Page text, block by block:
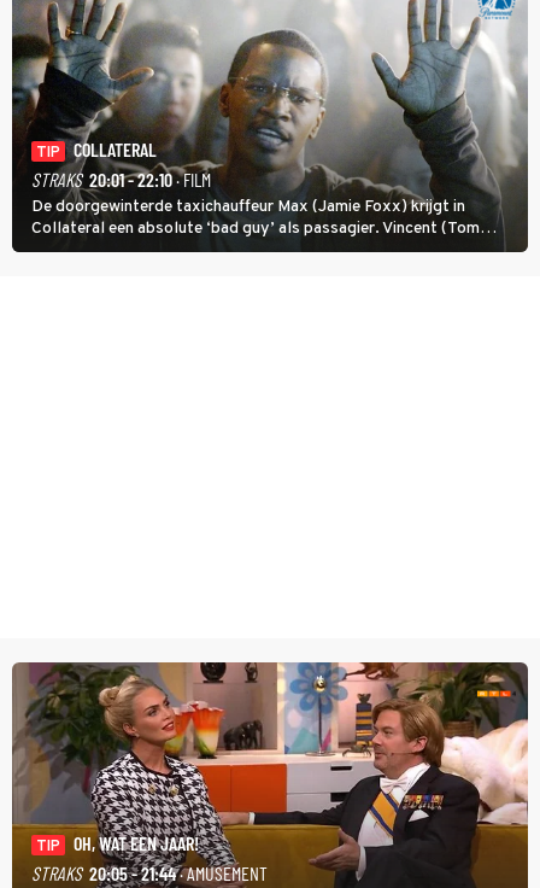
TIP
COLLATERAL
STRAKS 20:01 - 22:10· FILM
De doorgewinterde taxichauffeur Max (Jamie Foxx) krijgt in
Collateral een absolute ‘bad guy’ als passagier. Vincent (Tom
Cruise) heeft hem nodig om hem de stad door te loodsen om een
TIP
OH, WAT EEN JAAR!
STRAKS 20:05 - 21:44· AMUSEMENT